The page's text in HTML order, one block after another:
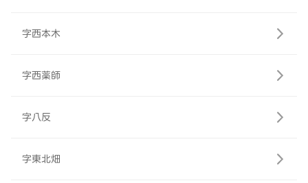
字西本木
字西薬師
字八反
字東北畑